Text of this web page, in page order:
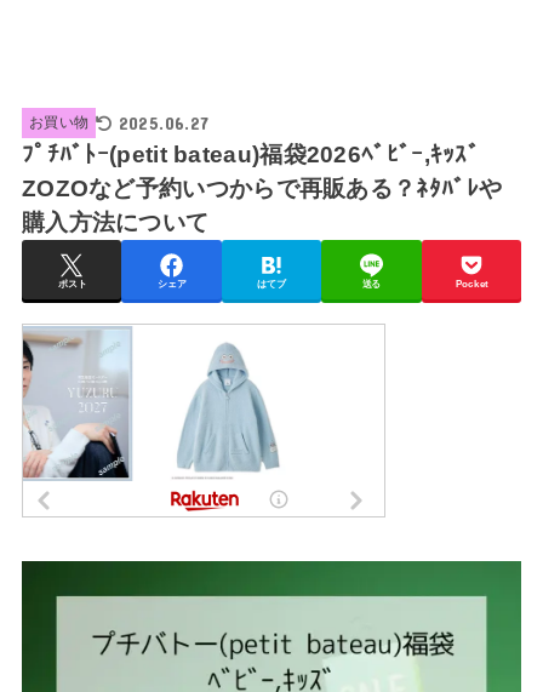
お買い物 2025.06.27
ﾌﾟﾁﾊﾞﾄｰ(petit bateau)福袋2026ﾍﾞﾋﾞｰ,ｷｯｽﾞ
ZOZOなど予約いつからで再販ある？ﾈﾀﾊﾞﾚや
購入方法について
ポスト シェア はてブ 送る Pocket